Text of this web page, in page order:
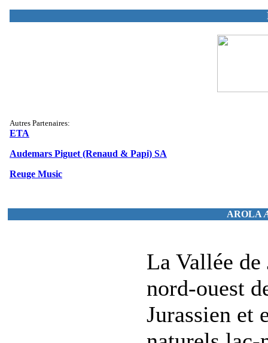
Autres Partenaires:
ETA
Audemars Piguet (Renaud & Papi) SA
Reuge Music
AROLA
La Vallée de
nord-ouest
Jurassien et